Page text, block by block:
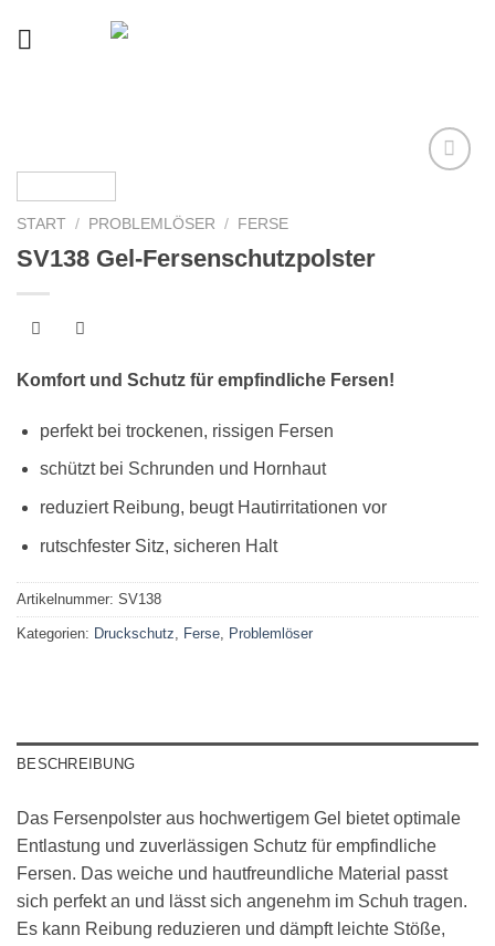
START / PROBLEMLÖSER / FERSE
SV138 Gel-Fersenschutzpolster
Komfort und Schutz für empfindliche Fersen!
perfekt bei trockenen, rissigen Fersen
schützt bei Schrunden und Hornhaut
reduziert Reibung, beugt Hautirritationen vor
rutschfester Sitz, sicheren Halt
Artikelnummer: SV138
Kategorien: Druckschutz, Ferse, Problemlöser
BESCHREIBUNG
Das Fersenpolster aus hochwertigem Gel bietet optimale
Entlastung und zuverlässigen Schutz für empfindliche
Fersen. Das weiche und hautfreundliche Material passt
sich perfekt an und lässt sich angenehm im Schuh tragen.
Es kann Reibung reduzieren und dämpft leichte Stöße,